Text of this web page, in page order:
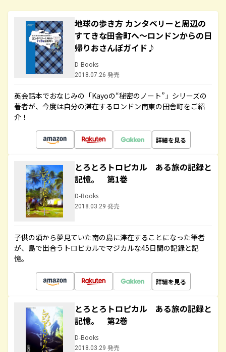
地球の歩き方 カンタベリーと周辺の
すてきな田舎町へ～ロンドンからの日
帰りおさんぽガイド♪
D-Books
2018.07.26 発売
英会話本でおなじみの「Kayoの“秘密のノート”」シリーズの
著者が、今度は自分の滞在するロンドン南東の田舎町をご紹
介！
詳細を見る
とろとろトロピカル ある旅の記録と
記憶。 第1巻
D-Books
2018.03.29 発売
子供の頃から夢見ていた南の島に滞在することになった筆者
が、島で出合うトロピカルでマジカルな45日間の記録と記
憶。
詳細を見る
とろとろトロピカル ある旅の記録と
記憶。 第2巻
D-Books
2018.03.29 発売